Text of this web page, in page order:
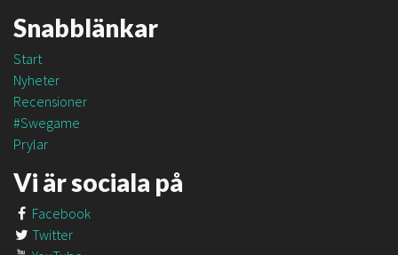
Snabblänkar
Start
Nyheter
Recensioner
#Swegame
Prylar
Vi är sociala på
Facebook
Twitter